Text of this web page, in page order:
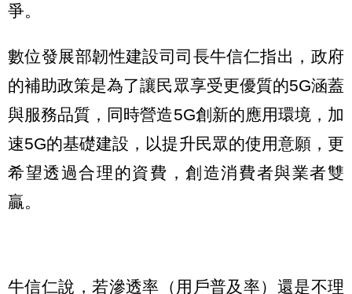
爭。
數位發展部韌性建設司司長牛信仁指出，政府
的補助政策是為了讓民眾享受更優質的5G涵蓋
與服務品質，同時營造5G創新的應用環境，加
速5G的基礎建設，以提升民眾的使用意願，更
希望透過合理的資費，創造消費者與業者雙
贏。
牛信仁說，若滲透率（用戶普及率）還是不理